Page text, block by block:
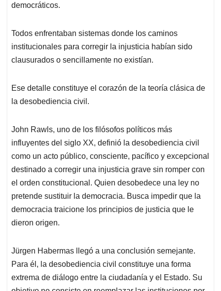
democráticos.
Todos enfrentaban sistemas donde los caminos
institucionales para corregir la injusticia habían sido
clausurados o sencillamente no existían.
Ese detalle constituye el corazón de la teoría clásica de
la desobediencia civil.
John Rawls, uno de los filósofos políticos más
influyentes del siglo XX, definió la desobediencia civil
como un acto público, consciente, pacífico y excepcional
destinado a corregir una injusticia grave sin romper con
el orden constitucional. Quien desobedece una ley no
pretende sustituir la democracia. Busca impedir que la
democracia traicione los principios de justicia que le
dieron origen.
Jürgen Habermas llegó a una conclusión semejante.
Para él, la desobediencia civil constituye una forma
extrema de diálogo entre la ciudadanía y el Estado. Su